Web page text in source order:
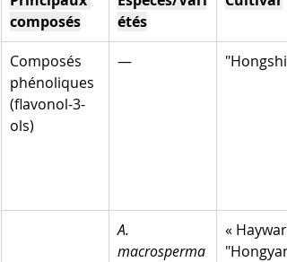
composés
étés
Composés
phénoliques
(flavonol-3-
ols)
— "Hongshi"
A.
macrosperma
«